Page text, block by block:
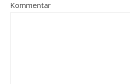
Kommentar